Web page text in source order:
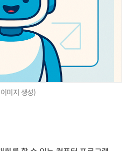
미지 생성)